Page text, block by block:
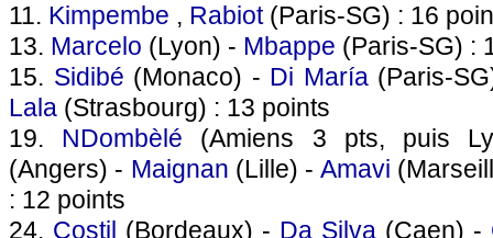
11. Kimpembe , Rabiot(Paris-SG) : 16
13. Marcelo (Lyon) - Mbappe (Paris-SG) :
15. Sidibé (Monaco) - Di María(Paris-
Lala (Strasbourg) : 13 points
19. NDombèlé (Amiens 3 pts, puis
(Angers) - Maignan (Lille) - Amavi
: 12 points
24. Costil (Bordeaux) - Da Silva (Caen) -